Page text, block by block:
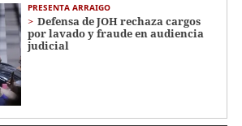
PRESENTA ARRAIGO
Defensa de JOH rechaza cargos
por lavado y fraude en audiencia
judicial